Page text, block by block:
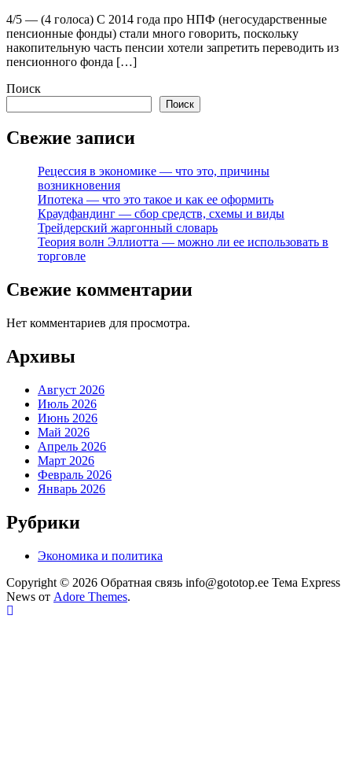
4/5 — (4 голоса) С 2014 года про НПФ (негосударственные
пенсионные фонды) стали много говорить, поскольку
накопительную часть пенсии хотели запретить переводить из
пенсионного фонда […]
Поиск
Поиск
Свежие записи
Рецессия в экономике — что это, причины
возникновения
Ипотека — что это такое и как ее оформить
Краудфандинг — сбор средств, схемы и виды
Трейдерский жаргонный словарь
Теория волн Эллиотта — можно ли ее использовать в
торговле
Свежие комментарии
Нет комментариев для просмотра.
Архивы
Август 2026
Июль 2026
Июнь 2026
Май 2026
Апрель 2026
Март 2026
Февраль 2026
Январь 2026
Рубрики
Экономика и политика
Copyright © 2026 Обратная связь info@gototop.ee Тема Express
News от Adore Themes.